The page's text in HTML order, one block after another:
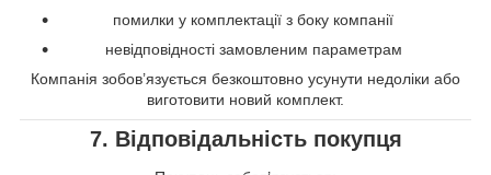
помилки у комплектації з боку компанії
невідповідності замовленим параметрам
Компанія зобов’язується безкоштовно усунути недоліки або
виготовити новий комплект.
7. Відповідальність покупця